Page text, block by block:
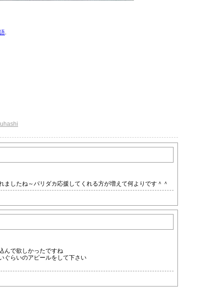
.
ましたね～パリダカ応援してくれる方が増えて何よりです＾＾
んで欲しかったですね
ぐらいのアピールをして下さい